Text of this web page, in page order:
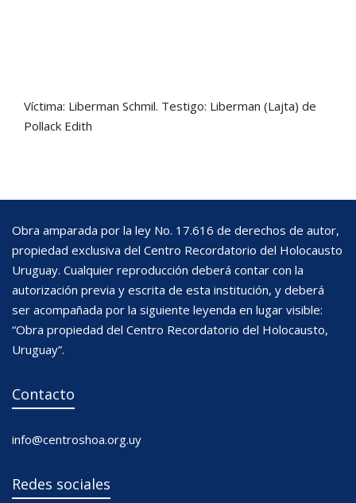
Víctima: Liberman Schmil. Testigo: Liberman (Lajta) de
Pollack Edith
Obra amparada por la ley No. 17.616 de derechos de autor,
propiedad exclusiva del Centro Recordatorio del Holocausto
Uruguay. Cualquier reproducción deberá contar con la
autorización previa y escrita de esta institución, y deberá
ser acompañada por la siguiente leyenda en lugar visible:
“Obra propiedad del Centro Recordatorio del Holocausto,
Uruguay”.
Contacto
info@centroshoa.org.uy
Redes sociales